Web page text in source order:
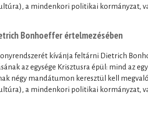
a mindenkori politikai kormányzat,
Bonhoeffer értelmezésében
kívánja feltárni Dietrich
az egysége Krisztusra épül: mind az
négy mandátumon keresztül kell
a mindenkori politikai kormányzat,